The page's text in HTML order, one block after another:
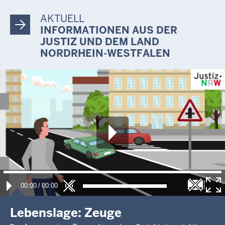
Letzte Aktualisierung:
Heute, 17:25 Uhr
AKTUELL
INFORMATIONEN AUS DER
JUSTIZ UND DEM LAND
NORDRHEIN-WESTFALEN
00:00 / 00:00
Lebenslage: Zeuge